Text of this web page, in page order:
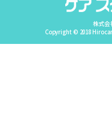
株式会
Copyright © 2018